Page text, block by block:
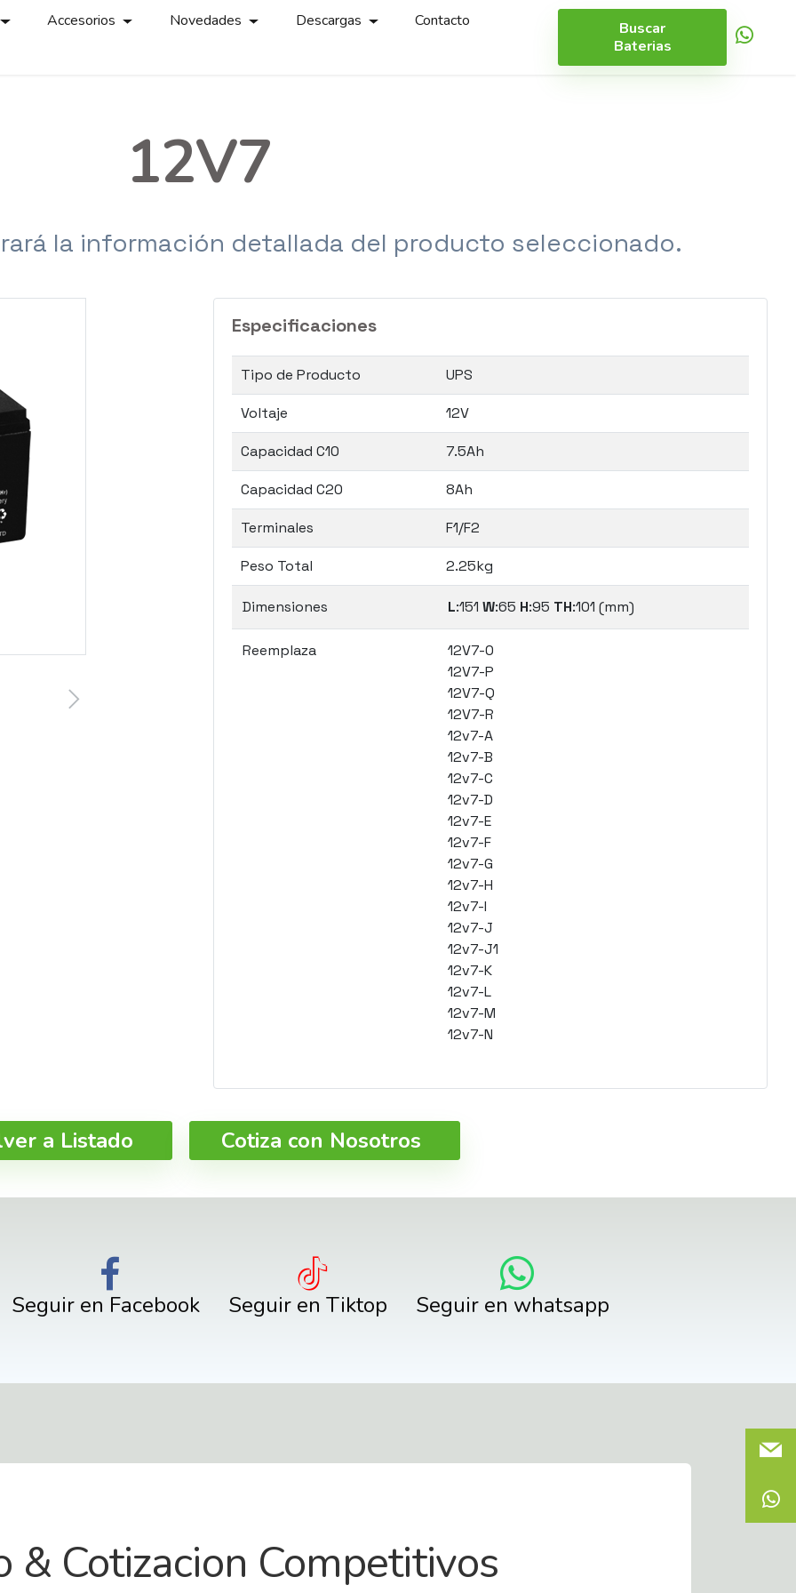
Accesorios Novedades Descargas Contacto
Buscar
Baterias
12V7
la información detallada del producto seleccionado.
Especificaciones
Tipo de Producto UPS
Voltaje 12V
Capacidad C10 7.5Ah
Capacidad C20 8Ah
Terminales F1/F2
Peso Total 2.25kg
Dimensiones L:151 W:65 H:95 TH:101 (mm)
Reemplaza
12V7-0
12V7-P
12V7-Q
12V7-R
12v7-A
12v7-B
12v7-C
12v7-D
12v7-E
12v7-F
12v7-G
12v7-H
12v7-I
12v7-J
12v7-J1
12v7-K
12v7-L
12v7-M
12v7-N
a Listado Cotiza con Nosotros
Seguir en Facebook Seguir en Tiktop Seguir en whatsapp
& Cotizacion Competitivos